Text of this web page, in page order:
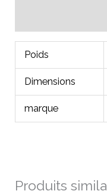
Poids
Dimensions
marque
Produits